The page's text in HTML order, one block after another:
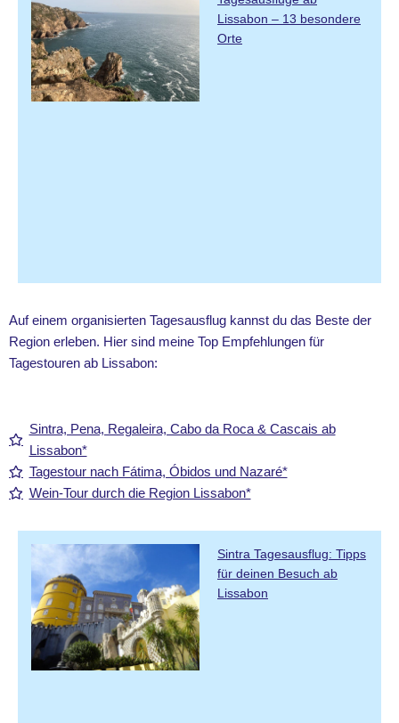
Lissabon – 13 besondere
Orte
Auf einem organisierten Tagesausflug kannst du das Beste der
Region erleben. Hier sind meine Top Empfehlungen für
Tagestouren ab Lissabon:
Sintra, Pena, Regaleira, Cabo da Roca & Cascais ab
Lissabon*
Tagestour nach Fátima, Óbidos und Nazaré*
Wein-Tour durch die Region Lissabon*
Sintra Tagesausflug: Tipps
für deinen Besuch ab
Lissabon